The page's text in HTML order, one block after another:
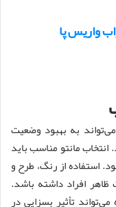
واریس پا
به بهبود وضعیت
مانتو مناسب باید
استفاده از رنگ، طرح و
افراد داشته باشد.
تأثیر بسزایی در